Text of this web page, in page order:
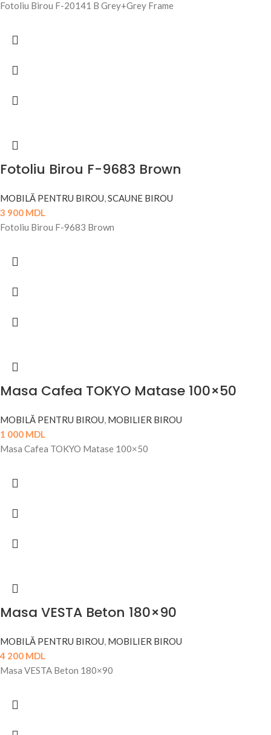
Fotoliu Birou F-20141 B Grey+Grey Frame
Fotoliu Birou F-9683 Brown
MOBILĂ PENTRU BIROU,SCAUNE BIROU
3 900 MDL
Fotoliu Birou F-9683 Brown
Masa Cafea TOKYO Matase 100×50
MOBILĂ PENTRU BIROU, MOBILIER BIROU
1 000 MDL
Masa Cafea TOKYO Matase 100×50
Masa VESTA Beton 180×90
MOBILĂ PENTRU BIROU, MOBILIER BIROU
4 200 MDL
Masa VESTA Beton 180×90